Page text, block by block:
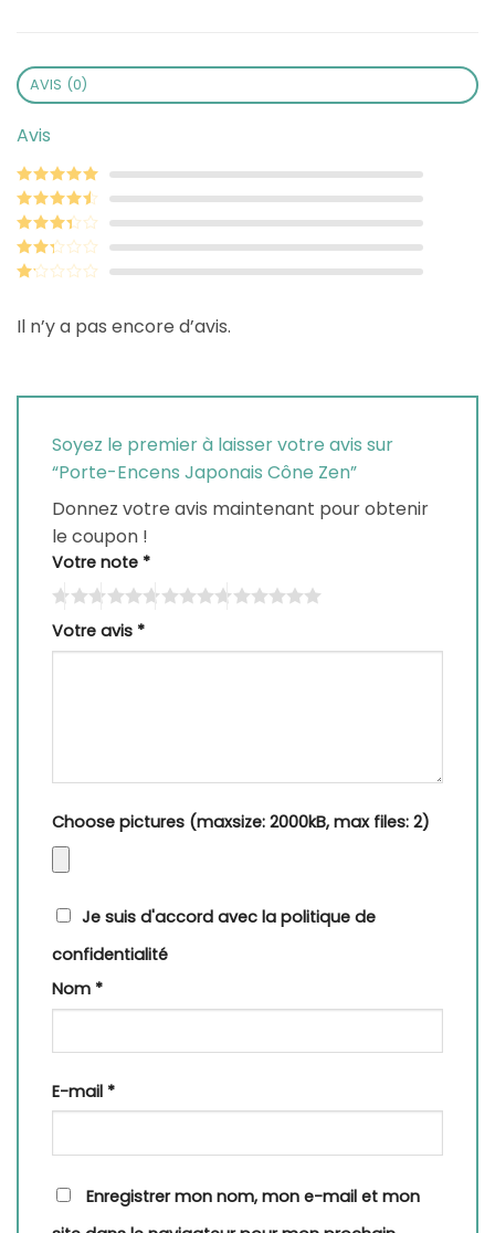
AVIS (0)
Avis
Note5sur 5
Note4sur
5
Note3
sur 5
Note
sur
Il n’y a pas encore d’avis.
Soyez le premier à laisser votre avis sur
“Porte-Encens Japonais Cône Zen”
Donnez votre avis maintenant pour obtenir
le coupon !
Votre note *
Votre avis *
Choose pictures (maxsize: 2000kB, max files: 2)
Je suis d'accord avec la politique de
confidentialité
Nom *
E-mail *
Enregistrer mon nom, mon e-mail et mon